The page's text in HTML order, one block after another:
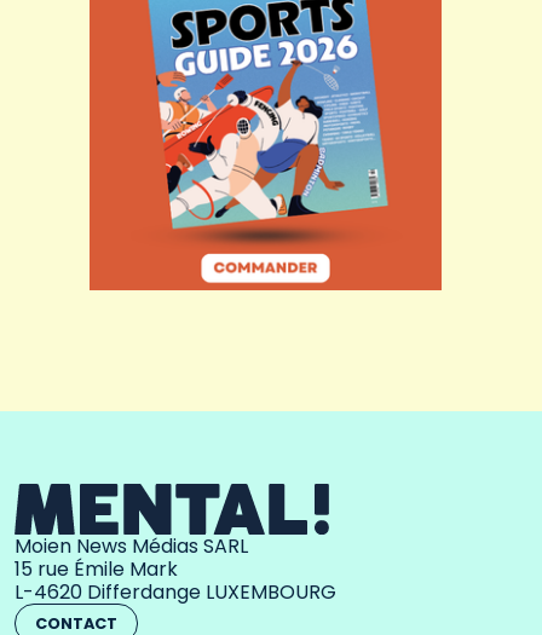
Moien News Médias SARL
15 rue Émile Mark
L-4620 Differdange LUXEMBOURG
CONTACT